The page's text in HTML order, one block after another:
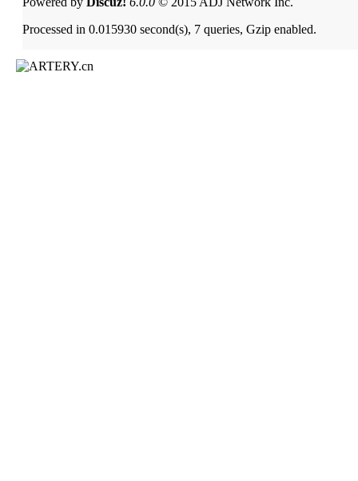
Processed in 0.015930 second(s), 7 queries, Gzip enabled.